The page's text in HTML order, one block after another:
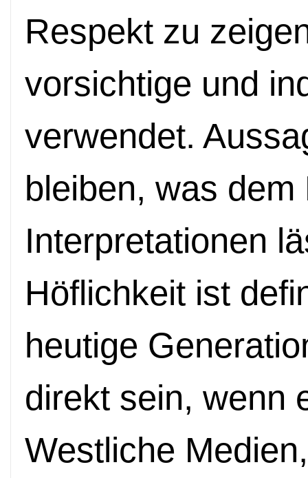
Respekt zu
vorsichtige und
verwendet.
bleiben, was
Interpretationen
Höflichkeit ist
heutige
direkt sein, wenn
Westliche